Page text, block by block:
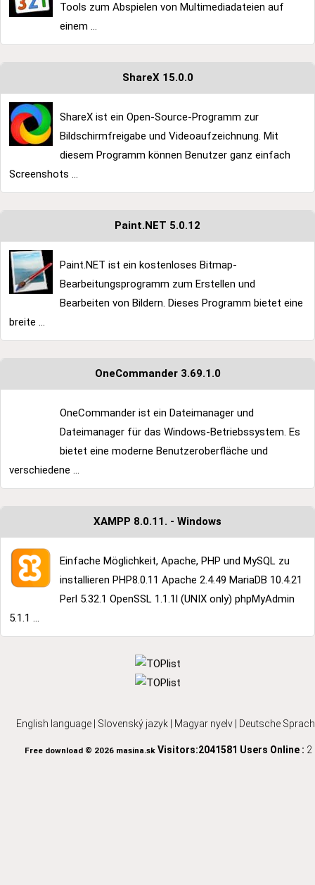
Tools zum Abspielen von Multimediadateien auf
einem ...
ShareX 15.0.0
ShareX ist ein Open-Source-Programm zur
Bildschirmfreigabe und Videoaufzeichnung. Mit
diesem Programm können Benutzer ganz einfach
Screenshots ...
Paint.NET 5.0.12
Paint.NET ist ein kostenloses Bitmap-
Bearbeitungsprogramm zum Erstellen und
Bearbeiten von Bildern. Dieses Programm bietet eine
breite ...
OneCommander 3.69.1.0
OneCommander ist ein Dateimanager und
Dateimanager für das Windows-Betriebssystem. Es
bietet eine moderne Benutzeroberfläche und
verschiedene ...
XAMPP 8.0.11. - Windows
Einfache Möglichkeit, Apache, PHP und MySQL zu
installieren PHP8.0.11 Apache 2.4.49 MariaDB 10.4.21
Perl 5.32.1 OpenSSL 1.1.1l (UNIX only) phpMyAdmin
5.1.1 ...
English language Slovenský jazyk Magyar nyelv Deutsche
Free download © 2026 masina.skVisitors:2041581 Users Online : 2